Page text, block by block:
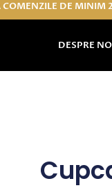
COMENZILE DE MINIM
DESPRE